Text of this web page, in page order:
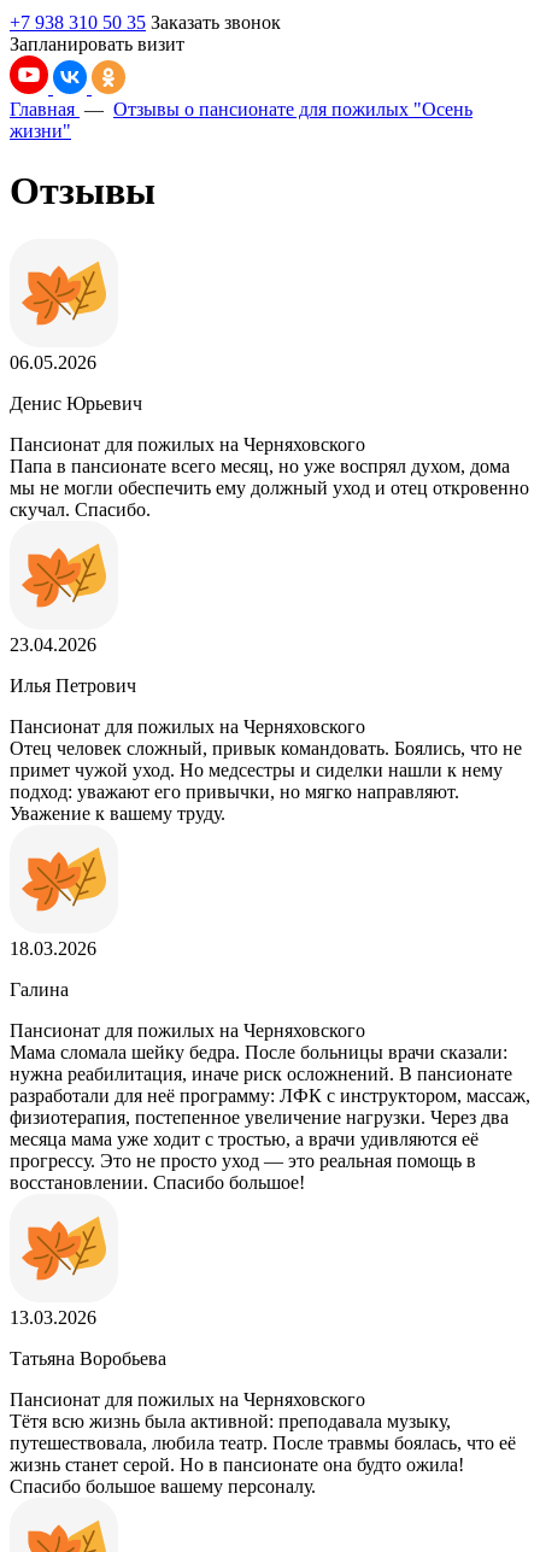
+7 938 310 50 35 Заказать звонок
Запланировать визит
Главная — Отзывы о пансионате для пожилых "Осень
жизни"
Отзывы
06.05.2026
Денис Юрьевич
Пансионат для пожилых на Черняховского
Папа в пансионате всего месяц, но уже воспрял духом, дома
мы не могли обеспечить ему должный уход и отец откровенно
скучал. Спасибо.
23.04.2026
Илья Петрович
Пансионат для пожилых на Черняховского
Отец человек сложный, привык командовать. Боялись, что не
примет чужой уход. Но медсестры и сиделки нашли к нему
подход: уважают его привычки, но мягко направляют.
Уважение к вашему труду.
18.03.2026
Галина
Пансионат для пожилых на Черняховского
Мама сломала шейку бедра. После больницы врачи сказали:
нужна реабилитация, иначе риск осложнений. В пансионате
разработали для неё программу: ЛФК с инструктором, массаж,
физиотерапия, постепенное увеличение нагрузки. Через два
месяца мама уже ходит с тростью, а врачи удивляются её
прогрессу. Это не просто уход — это реальная помощь в
восстановлении. Спасибо большое!
13.03.2026
Татьяна Воробьева
Пансионат для пожилых на Черняховского
Тётя всю жизнь была активной: преподавала музыку,
путешествовала, любила театр. После травмы боялась, что её
жизнь станет серой. Но в пансионате она будто ожила!
Спасибо большое вашему персоналу.